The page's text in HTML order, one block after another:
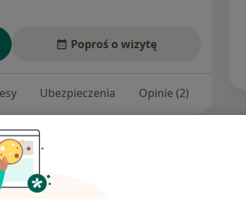
Poproś o wizytę
Ubezpieczenia Opinie (2)
trudności emocjonalnych,
depresji, psychoterapii